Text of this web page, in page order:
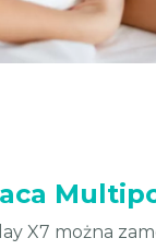
X7 można